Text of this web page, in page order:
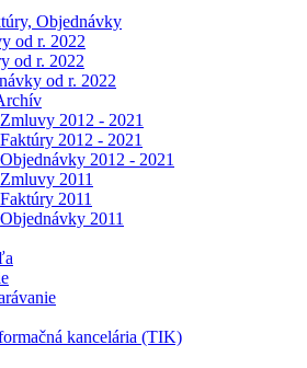
Objednávky
od r. 2022
od r. 2022
od r. 2022
Zmluvy 2012 - 2021
Faktúry 2012 - 2021
Objednávky 2012 - 2021
Zmluvy 2011
Faktúry 2011
Objednávky 2011
kancelária (TIK)